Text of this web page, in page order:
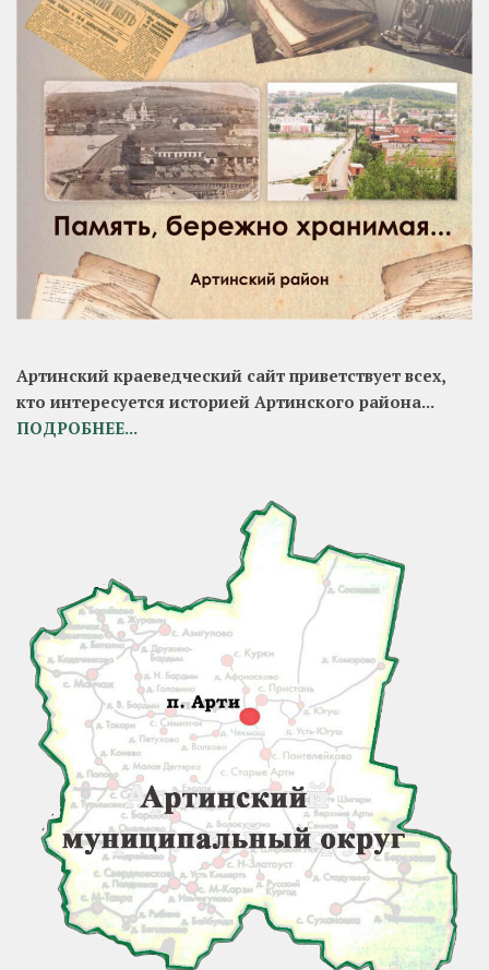
Артинский краеведческий сайт приветствует всех,
кто интересуется историей Артинского района...
ПОДРОБНЕЕ...